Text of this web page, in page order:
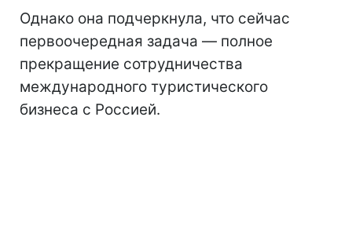
Однако она подчеркнула, что сейчас
первоочередная задача — полное
прекращение сотрудничества
международного туристического
бизнеса с Россией.